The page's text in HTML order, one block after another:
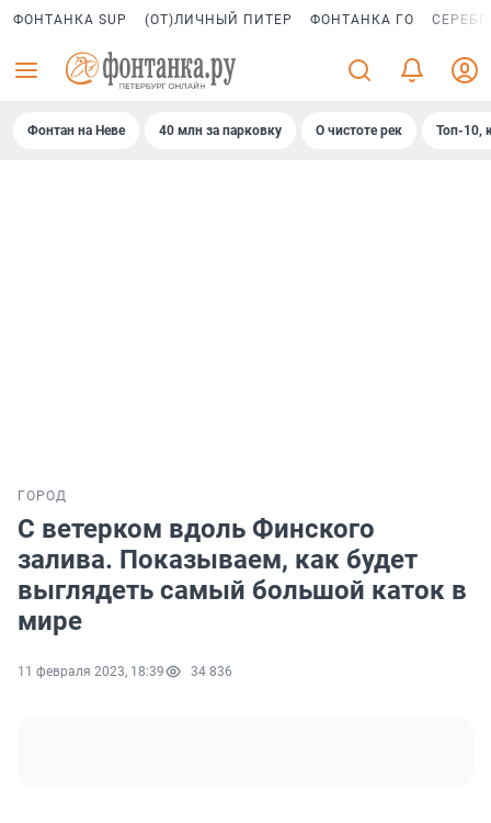
ФОНТАНКА SUP (ОТ)ЛИЧНЫЙ ПИТЕР ФОНТАНКА ГО
Фонтан на Неве 40 млн за парковку О чистоте рек Топ-10,
ГОРОД
С ветерком вдоль Финского
залива. Показываем, как будет
выглядеть самый большой каток в
мире
11 февраля 2023, 18:39 34 836